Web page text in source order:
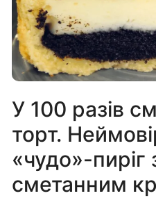
У 100 разів
торт.
«чудо»-пиріг
сметанним